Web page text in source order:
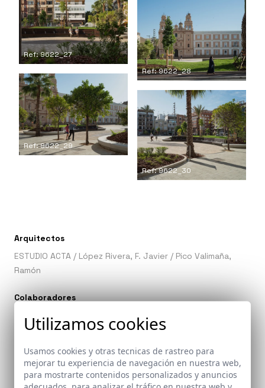
Ref: 9622_27
Ref: 9622_28
Ref: 9622_29
Ref: 9622_30
Arquitectos
ESTUDIO ACTA / López Rivera, F. Javier / Pico Valimaña,
Ramón
Colaboradores
BENJAMIN CAVACO Arqueología
JAIME NAVARRO Instalaciones
NOMAD GARDEN Jardinería
Utilizamos cookies
Usamos cookies y otras tecnicas de rastreo para
mejorar tu experiencia de navegación en nuestra web,
para mostrarte contenidos personalizados y anuncios